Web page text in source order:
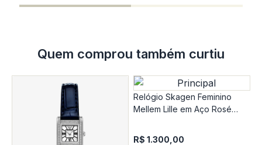
Quem comprou também curtiu
Relógio Skagen Feminino
Mellem Lille em Aço Rosé
R$ 1.300,00